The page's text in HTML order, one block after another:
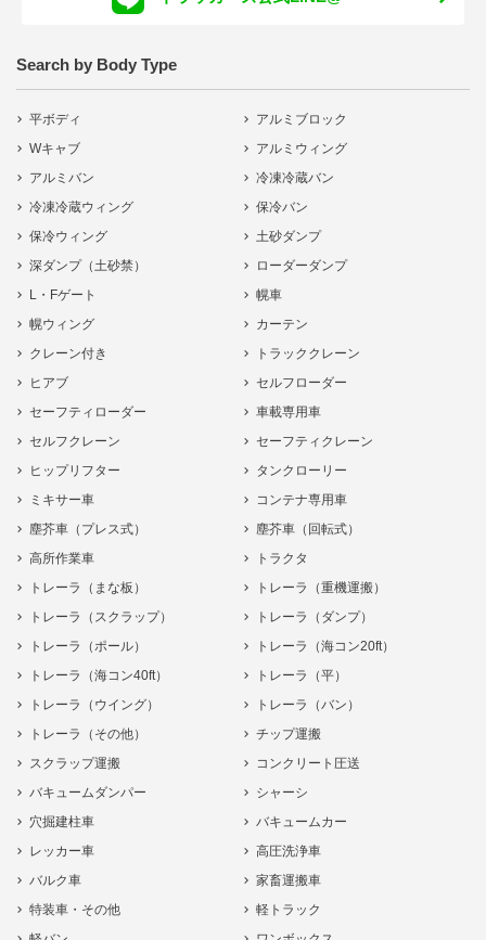
Search by Body Type
平ボディ
アルミブロック
Wキャブ
アルミウィング
アルミバン
冷凍冷蔵バン
冷凍冷蔵ウィング
保冷バン
保冷ウィング
土砂ダンプ
深ダンプ（土砂禁）
ローダーダンプ
L・Fゲート
幌車
幌ウィング
カーテン
クレーン付き
トラッククレーン
ヒアブ
セルフローダー
セーフティローダー
車載専用車
セルフクレーン
セーフティクレーン
ヒップリフター
タンクローリー
ミキサー車
コンテナ専用車
塵芥車（プレス式）
塵芥車（回転式）
高所作業車
トラクタ
トレーラ（まな板）
トレーラ（重機運搬）
トレーラ（スクラップ）
トレーラ（ダンプ）
トレーラ（ポール）
トレーラ（海コン20ft）
トレーラ（海コン40ft）
トレーラ（平）
トレーラ（ウイング）
トレーラ（バン）
トレーラ（その他）
チップ運搬
スクラップ運搬
コンクリート圧送
バキュームダンパー
シャーシ
穴掘建柱車
バキュームカー
レッカー車
高圧洗浄車
バルク車
家畜運搬車
特装車・その他
軽トラック